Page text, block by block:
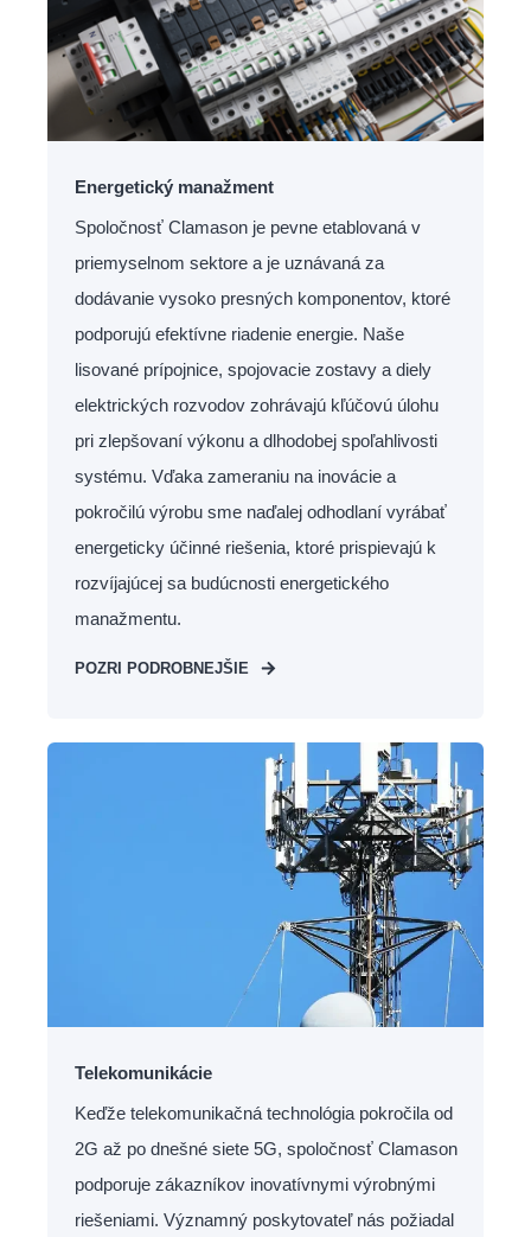
Energetický manažment
Spoločnosť Clamason je pevne etablovaná v
priemyselnom sektore a je uznávaná za
dodávanie vysoko presných komponentov, ktoré
podporujú efektívne riadenie energie. Naše
lisované prípojnice, spojovacie zostavy a diely
elektrických rozvodov zohrávajú kľúčovú úlohu
pri zlepšovaní výkonu a dlhodobej spoľahlivosti
systému. Vďaka zameraniu na inovácie a
pokročilú výrobu sme naďalej odhodlaní vyrábať
energeticky účinné riešenia, ktoré prispievajú k
rozvíjajúcej sa budúcnosti energetického
manažmentu.
POZRI PODROBNEJŠIE
Telekomunikácie
Keďže telekomunikačná technológia pokročila od
2G až po dnešné siete 5G, spoločnosť Clamason
podporuje zákazníkov inovatívnymi výrobnými
riešeniami. Významný poskytovateľ nás požiadal